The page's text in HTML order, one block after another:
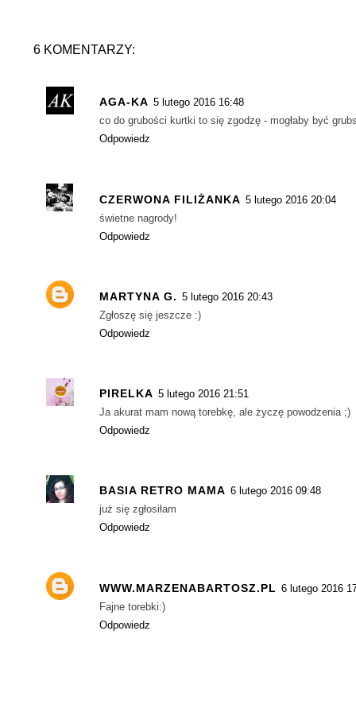
6 KOMENTARZY:
AGA-KA 5 lutego 2016 16:48
co do grubości kurtki to się zgodzę - mogłaby być
Odpowiedz
CZERWONA FILIŻANKA 5 lutego 2016 20:04
świetne nagrody!
Odpowiedz
MARTYNA G. 5 lutego 2016 20:43
Zgłoszę się jeszcze :)
Odpowiedz
PIRELKA 5 lutego 2016 21:51
Ja akurat mam nową torebkę, ale życzę powodzenia ;)
Odpowiedz
BASIA RETRO MAMA 6 lutego 2016 09:48
już się zgłosiłam
Odpowiedz
WWW.MARZENABARTOSZ.PL 6 lutego 2016
Fajne torebki:)
Odpowiedz